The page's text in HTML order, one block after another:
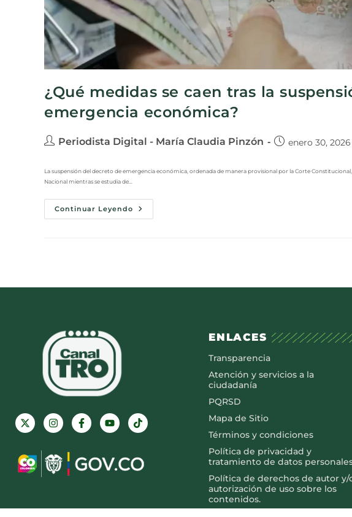
¿Qué medidas se caen tras la
emergencia económica?
Periodista Digital - María Claudia Pinzón enero 30, 2026
La suspensión del decreto de emergencia económica, ordenada de manera provisional por la Corte
Nacional mientras se estudia de…
Continuar Leyendo
ENLACES
Transparencia
Atención y servicios a la
ciudadanía
PQRSD
Mapa de Sitio
Términos y condiciones
Política de privacidad y
tratamiento de datos
Política de derechos de autor y/
autorización de uso sobre los
contenidos.